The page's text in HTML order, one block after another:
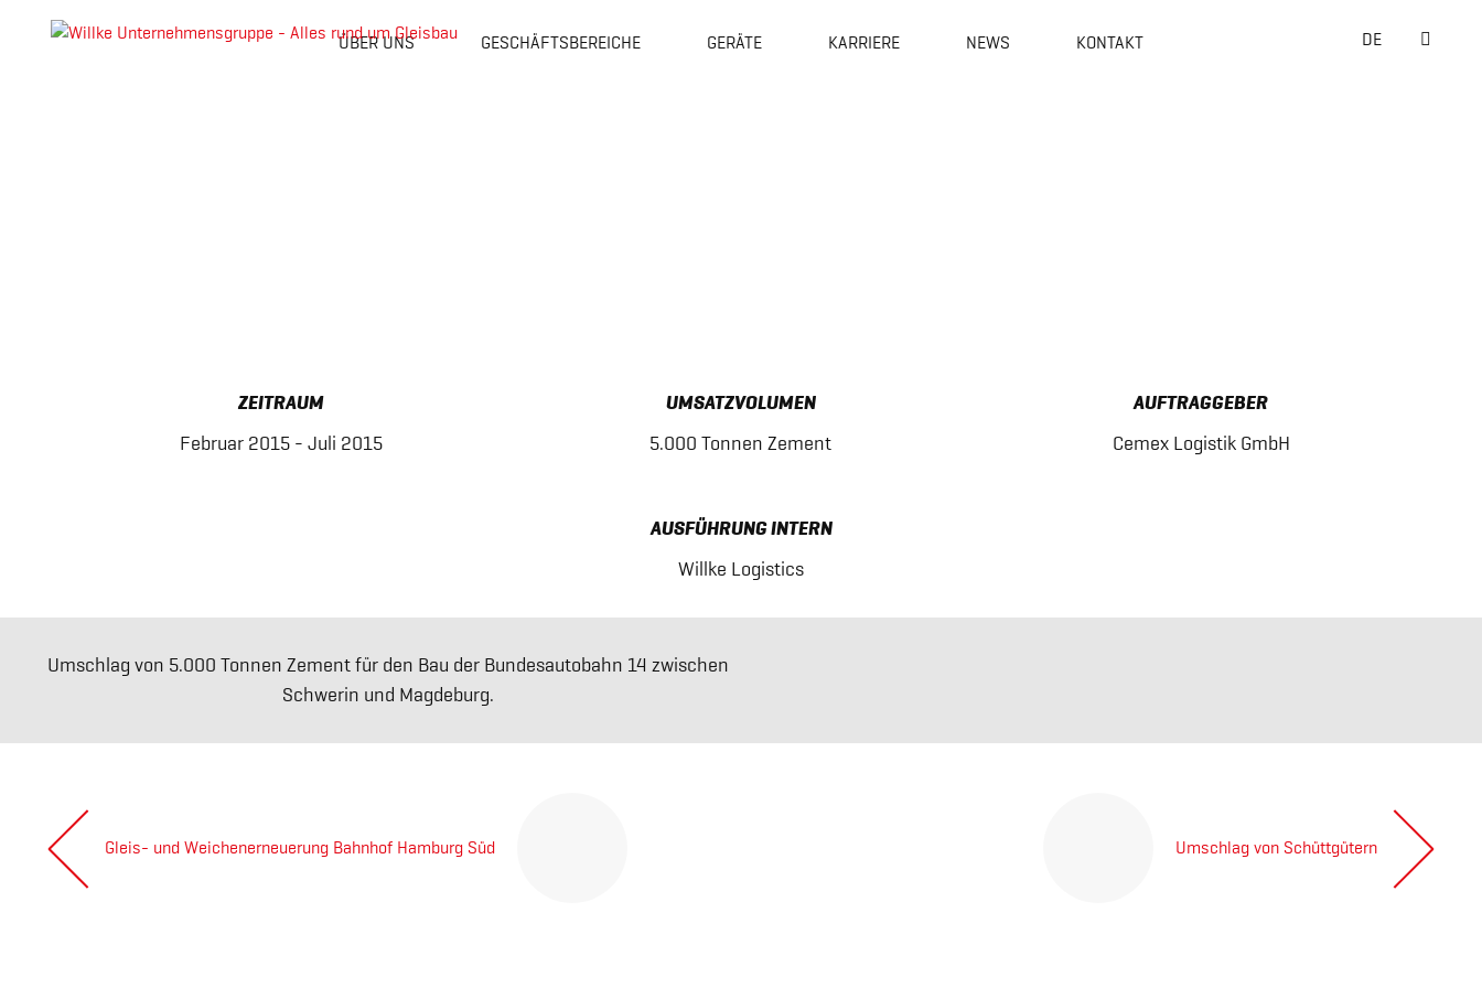
ÜBER UNS GESCHÄFTSBEREICHE GERÄTE KARRIERE NEWS KONTAKT DE
ZEITRAUM
Februar 2015 - Juli 2015
UMSATZVOLUMEN
5.000 Tonnen Zement
AUFTRAGGEBER
Cemex Logistik GmbH
AUSFÜHRUNG INTERN
Willke Logistics
Umschlag von 5.000 Tonnen Zement für den Bau der Bundesautobahn 14 zwischen
Schwerin und Magdeburg.
Beitragsnavigation
Umschlag von Schüttgütern
Next
post:
Gleis- und Weichenerneuerung Bahnhof Hamburg Süd